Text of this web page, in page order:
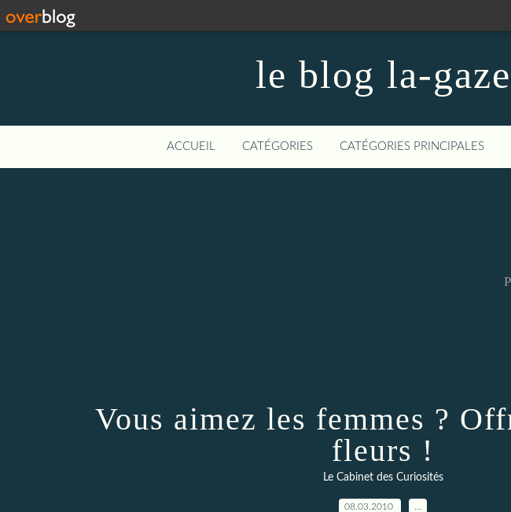
le blog la-
ACCUEIL CATÉGORIES CATÉGORIES PRINCIPALES
Vous aimez les femmes ?
fleurs !
Le Cabinet des Curiosités
08.03.2010